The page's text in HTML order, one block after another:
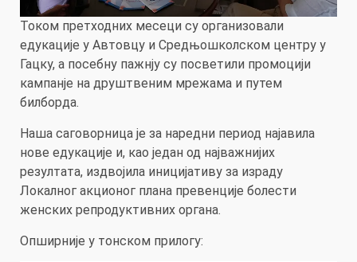
Током претходних месеци су организовали
едукације у Автовцу и Средњошколском центру у
Гацку, а посебну пажнју су посветили промоцији
кампанје на друштвеним мрежама и путем
билборда.
Наша саговорница је за наредни период најавила
нове едукације и, као један од најважнијих
резултата, издвојила иницијативу за израду
Локалног акционог плана превенције болести
женских репродуктивних органа.
Опширније у тонском прилогу: